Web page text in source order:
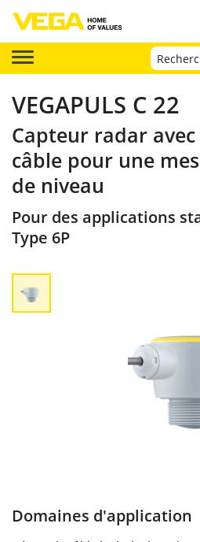
VEGAPULS C 22
Capteur radar
câble pour une
de niveau
Pour des applications
Type 6P
Domaines d'application